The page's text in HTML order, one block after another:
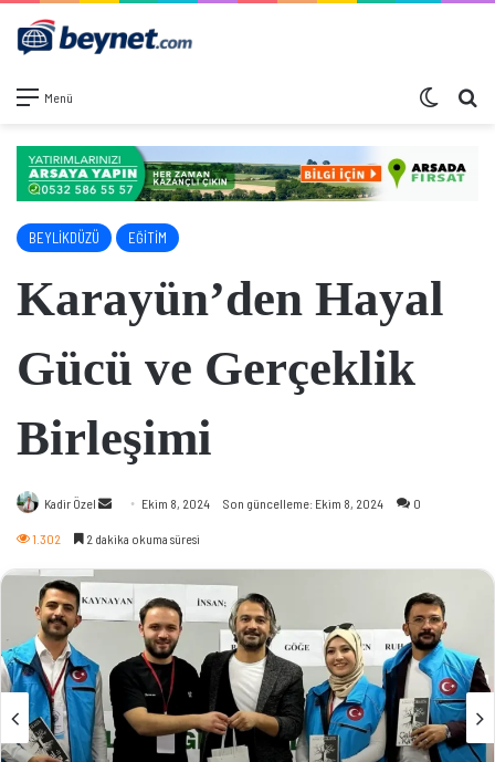
Menü Dış
BEYLİKDÜZÜ EĞİTİM
Karayün’den Hayal
Gücü ve Gerçeklik
Birleşimi
Kadir Özel
Bir
göndermek
Ekim 8, 2024 Son güncelleme: Ekim 8, 2024 0
1.302 2 dakika okuma süresi